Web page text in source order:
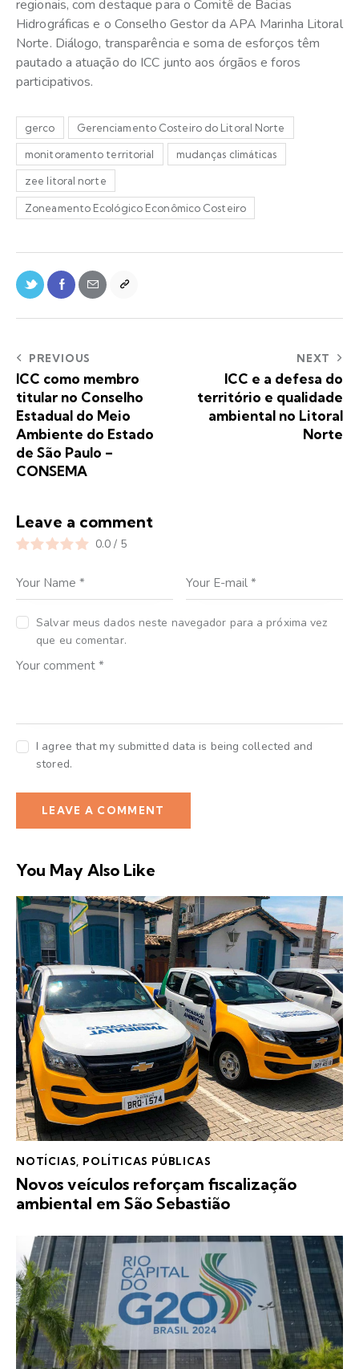
regionais, com destaque para o Comitê de Bacias
Hidrográficas e o Conselho Gestor da APA Marinha Litoral
Norte. Diálogo, transparência e soma de esforços têm
pautado a atuação do ICC junto aos órgãos e foros
participativos.
gerco Gerenciamento Costeiro do Litoral Norte
monitoramento territorial mudanças climáticas
zee litoral norte
Zoneamento Ecológico Econômico Costeiro
PREVIOUS
ICC como membro
titular no Conselho
Estadual do Meio
Ambiente do Estado
de São Paulo –
CONSEMA
NEXT
ICC e a defesa do
território e qualidade
ambiental no Litoral
Norte
Leave a comment
0.0 / 5
Salvar meus dados neste navegador para a próxima vez
que eu comentar.
I agree that my submitted data is being collected and
stored.
You May Also Like
NOTÍCIAS POLÍTICAS PÚBLICAS
Novos veículos reforçam fiscalização
ambiental em São Sebastião